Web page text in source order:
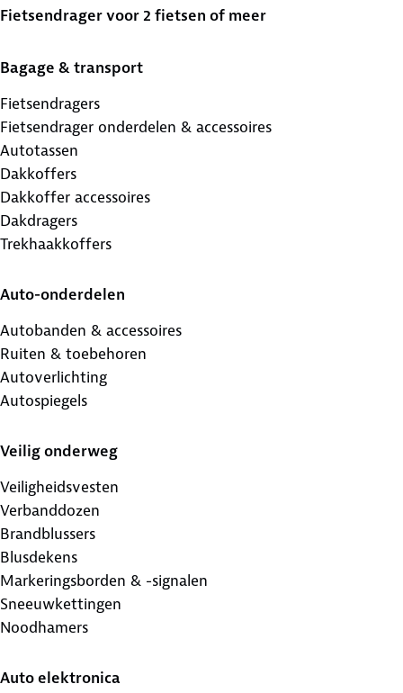
Fietsendrager voor 2 fietsen of meer
Bagage & transport
Fietsendragers
Fietsendrager onderdelen & accessoires
Autotassen
Dakkoffers
Dakkoffer accessoires
Dakdragers
Trekhaakkoffers
Auto-onderdelen
Autobanden & accessoires
Ruiten & toebehoren
Autoverlichting
Autospiegels
Veilig onderweg
Veiligheidsvesten
Verbanddozen
Brandblussers
Blusdekens
Markeringsborden & -signalen
Sneeuwkettingen
Noodhamers
Auto elektronica